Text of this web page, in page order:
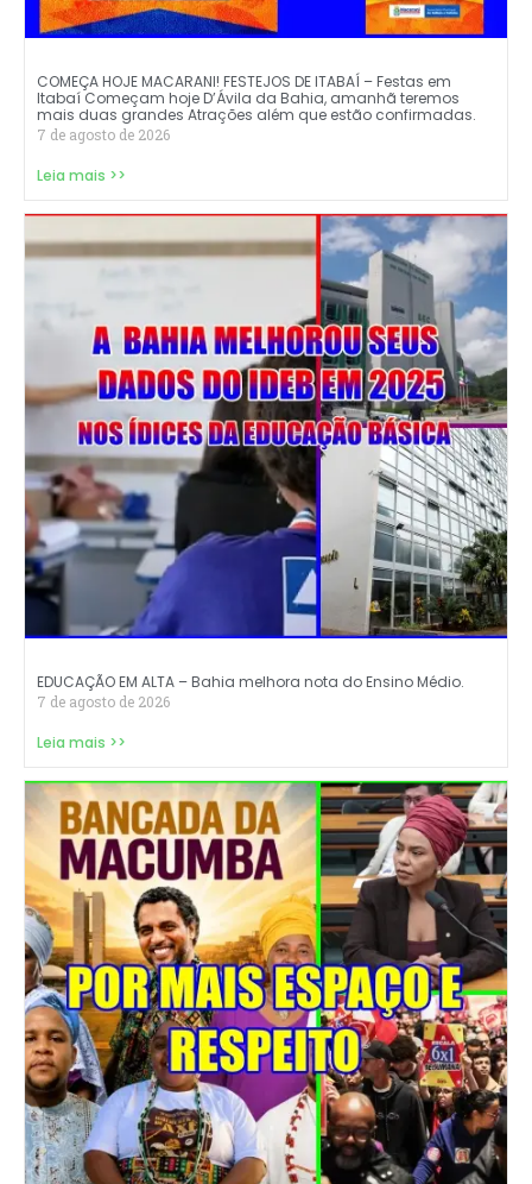
COMEÇA HOJE MACARANI! FESTEJOS DE ITABAÍ – Festas em
Itabaí Começam hoje D’Ávila da Bahia, amanhã teremos
mais duas grandes Atrações além que estão confirmadas.
7 de agosto de 2026
Leia mais >>
EDUCAÇÃO EM ALTA – Bahia melhora nota do Ensino Médio.
7 de agosto de 2026
Leia mais >>